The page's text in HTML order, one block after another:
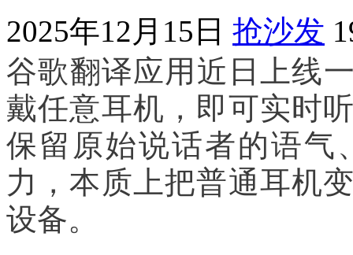
2025年12月15日 抢沙发
谷歌翻译应用近日上线
戴任意耳机，即可实时
保留原始说话者的语气
力，本质上把普通耳机
设备。